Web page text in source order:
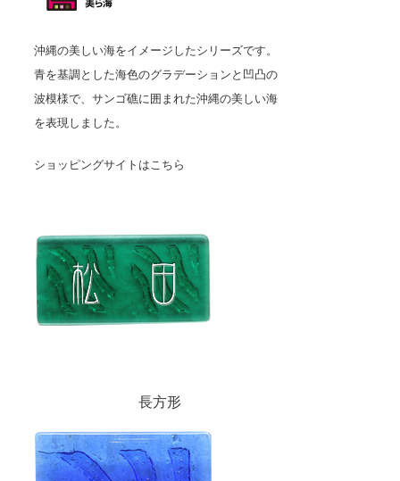
沖縄の美しい海をイメージしたシリーズです。
青を基調とした海色のグラデーションと凹凸の
波模様で、サンゴ礁に囲まれた沖縄の美しい海
を表現しました。
ショッピングサイトはこちら
長方形